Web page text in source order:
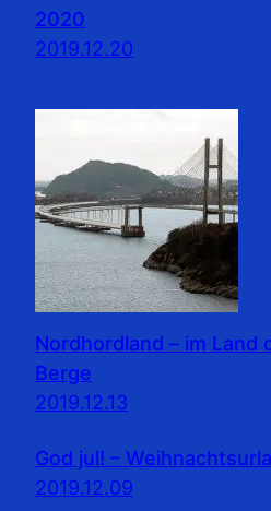
2020
2019.12.20
Nordhordland – im Land
Berge
2019.12.13
God jul! –
2019.12.09